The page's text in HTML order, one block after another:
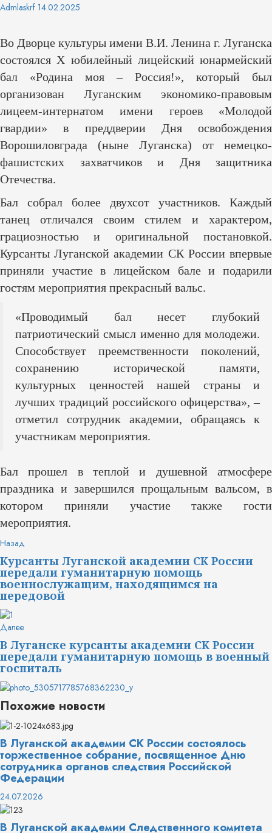
Admlaskrf 14.02.2025
Во Дворце культуры имени В.И. Ленина г. Луганска
состоялся Х юбилейный лицейский юнармейский
бал «Родина моя – Россия!», который был
организован Луганским экономико-правовым
лицеем-интернатом имени героев «Молодой
гвардии» в преддверии Дня освобождения
Ворошиловграда (ныне Луганска) от немецко-
фашистских захватчиков и Дня защитника
Отечества.
Бал собрал более двухсот участников. Каждый
танец отличался своим стилем и характером,
грациозностью и оригинальной постановкой.
Курсанты Луганской академии СК России впервые
приняли участие в лицейском бале и подарили
гостям мероприятия прекрасный вальс.
«Проводимый бал несет глубокий
патриотический смысл именно для молодежи.
Способствует преемственности поколений,
сохранению исторической памяти,
культурных ценностей нашей страны и
лучших традиций российского офицерства», –
отметил сотрудник академии, обращаясь к
участникам мероприятия.
Бал прошел в теплой и душевной атмосфере
праздника и завершился прощальным вальсом, в
котором приняли участие также гости
мероприятия.
Продолжить
чтение
Назад
Курсанты Луганской академии СК России
передали гуманитарную помощь
военнослужащим, находящимся на
передовой
ДалееСледующая
В Луганске курсанты академии СК России
передали гуманитарную помощь в военный
госпиталь
Похожие новости
В Луганской академии СК России состоялось
торжественное собрание, посвященное Дню
сотрудника органов следствия Российской
Федерации
24.07.2026
В Луганской академии Следственного комитета